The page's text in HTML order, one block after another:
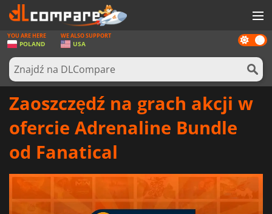
GRY
KARTY DO GIER
OPROGRAMOWANIE
ZALOGUJ SIĘ LUB ZAREJESTRUJ
Dark
mode
YOU ARE HERE
POLAND
WE ALSO SUPPORT
USA
Zaoszczędź na grach akcji w
ofercie Adrenaline Bundle
od Fanatical